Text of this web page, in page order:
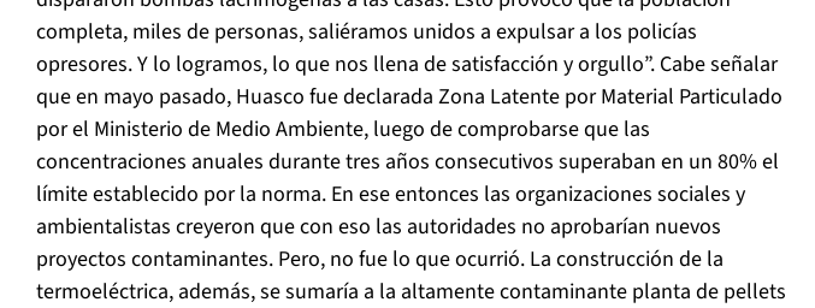
completa, miles de personas, saliéramos unidos a expulsar a los policías
opresores. Y lo logramos, lo que nos llena de satisfacción y orgullo”. Cabe señalar
que en mayo pasado, Huasco fue declarada Zona Latente por Material Particulado
por el Ministerio de Medio Ambiente, luego de comprobarse que las
concentraciones anuales durante tres años consecutivos superaban en un 80% el
límite establecido por la norma. En ese entonces las organizaciones sociales y
ambientalistas creyeron que con eso las autoridades no aprobarían nuevos
proyectos contaminantes. Pero, no fue lo que ocurrió. La construcción de la
termoeléctrica, además, se sumaría a la altamente contaminante planta de pellets